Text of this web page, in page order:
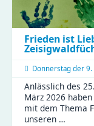
Frieden ist
Donnerstag der 9.
Anlässlich des
März 2026
mit dem Thema
unseren …